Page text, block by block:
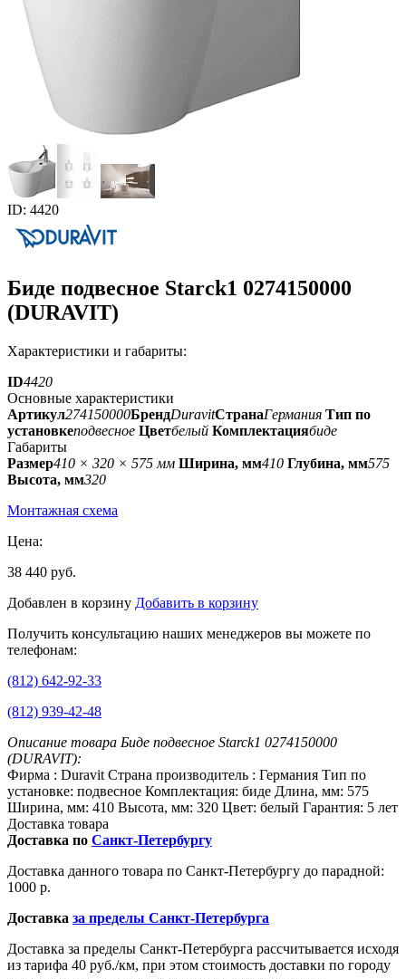
ID: 4420
Биде подвесное Starck1 0274150000
(DURAVIT)
Характеристики и габариты:
ID4420
Основные характеристики
Артикул274150000БрендDuravitСтранаГермания Тип по
установкеподвесное Цветбелый Комплектациябиде
Габариты
Размер410 × 320 × 575 мм Ширина, мм410 Глубина, мм575
Высота, мм320
Монтажная схема
Цена:
38 440 руб.
Добавлен в корзину Добавить в корзину
Получить консультацию наших менеджеров вы можете по
телефонам:
(812) 642-92-33
(812) 939-42-48
Описание товара Биде подвесное Starck1 0274150000
(DURAVIT):
Фирма : Duravit Страна производитель : Германия Тип по
установке: подвесное Комплектация: биде Длина, мм: 575
Ширина, мм: 410 Высота, мм: 320 Цвет: белый Гарантия: 5 лет
Доставка товара
Доставка по Санкт-Петербургу
Доставка данного товара по Санкт-Петербургу до парадной:
1000 р.
Доставка за пределы Санкт-Петербурга
Доставка за пределы Санкт-Петербурга рассчитывается исходя
из тарифа 40 руб./км, при этом стоимость доставки по городу